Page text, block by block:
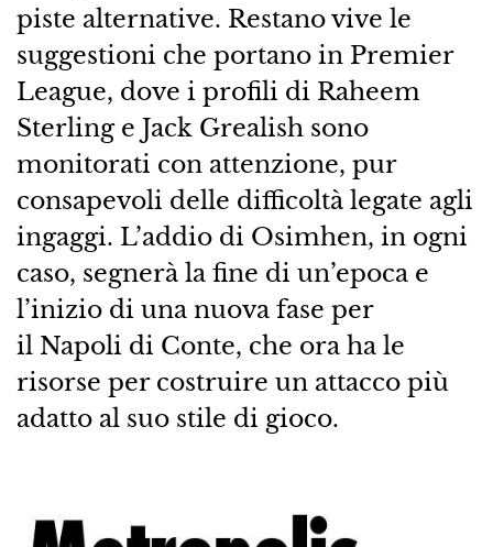
piste alternative. Restano vive le
suggestioni che portano in Premier
League, dove i profili di Raheem
Sterling e Jack Grealish sono
monitorati con attenzione, pur
consapevoli delle difficoltà legate agli
ingaggi. L’addio di Osimhen, in ogni
caso, segnerà la fine di un’epoca e
l’inizio di una nuova fase per
il Napoli di Conte, che ora ha le
risorse per costruire un attacco più
adatto al suo stile di gioco.